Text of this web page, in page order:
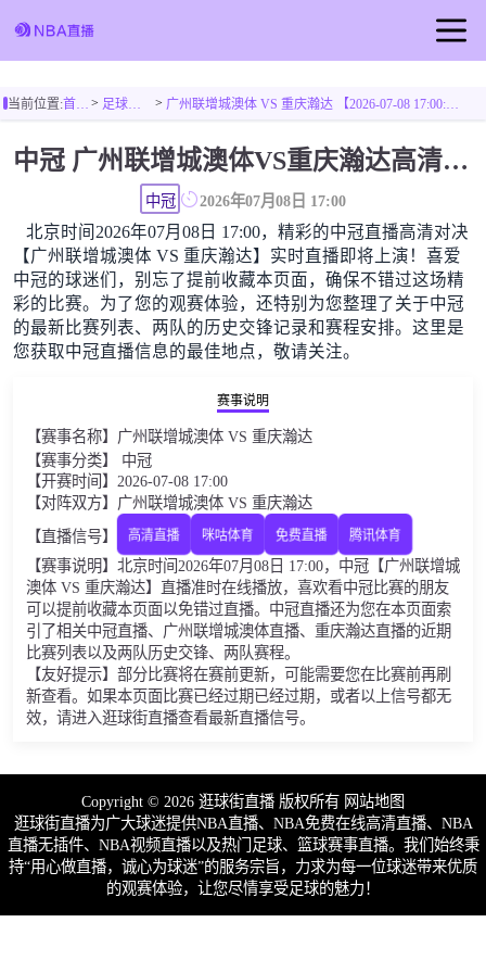
篮球直播
当前位置: 首页 > 足球直播 > 广州联增城澳体 VS 重庆瀚达 【2026-07-08 17:00:00】
中冠 广州联增城澳体VS重庆瀚达高清直播免费观看
中冠 2026年07月08日 17:00
北京时间2026年07月08日 17:00，精彩的中冠直播高清对决
【广州联增城澳体 VS 重庆瀚达】实时直播即将上演！喜爱
中冠的球迷们，别忘了提前收藏本页面，确保不错过这场精
彩的比赛。为了您的观赛体验，还特别为您整理了关于中冠
的最新比赛列表、两队的历史交锋记录和赛程安排。这里是
您获取中冠直播信息的最佳地点，敬请关注。
赛事说明
【赛事名称】广州联增城澳体 VS 重庆瀚达
【赛事分类】 中冠
【开赛时间】2026-07-08 17:00
【对阵双方】广州联增城澳体 VS 重庆瀚达
【直播信号】
高清直播 咪咕体育 免费直播 腾讯体育
【赛事说明】北京时间2026年07月08日 17:00，中冠【广州联增城
澳体 VS 重庆瀚达】直播准时在线播放，喜欢看中冠比赛的朋友
可以提前收藏本页面以免错过直播。中冠直播还为您在本页面索
引了相关中冠直播、广州联增城澳体直播、重庆瀚达直播的近期
比赛列表以及两队历史交锋、两队赛程。
【友好提示】部分比赛将在赛前更新，可能需要您在比赛前再刷
新查看。如果本页面比赛已经过期已经过期，或者以上信号都无
效，请进入逛球街直播查看最新直播信号。
Copyright © 2026 逛球街直播 版权所有 网站地图
逛球街直播为广大球迷提供NBA直播、NBA免费在线高清直播、NBA
直播无插件、NBA视频直播以及热门足球、篮球赛事直播。我们始终秉
持“用心做直播，诚心为球迷”的服务宗旨，力求为每一位球迷带来优质
的观赛体验，让您尽情享受足球的魅力！